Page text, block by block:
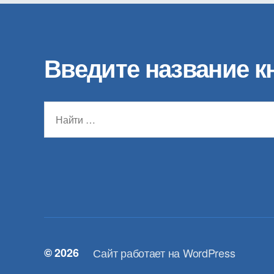
Введите название
© 2026 Сайт работает на WordPress